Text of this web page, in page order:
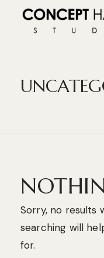
Sorry, no results
searching will
for.